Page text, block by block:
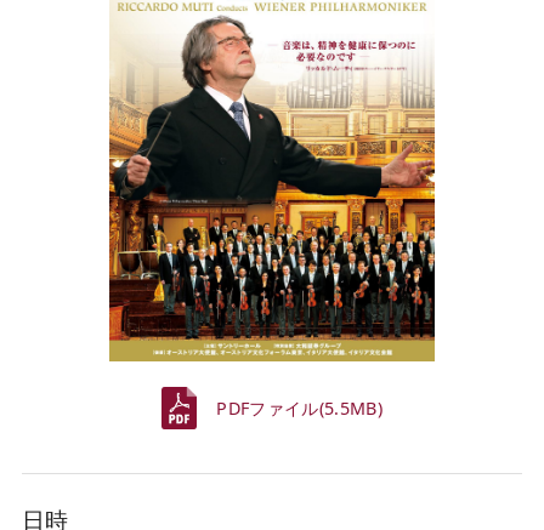
PDFファイル(5.5MB)
日時